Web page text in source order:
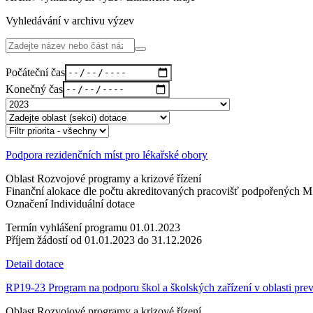
Vyhledávání v archivu výzev
Počáteční čas
Konečný čas
Podpora rezidenčních míst pro lékařské obory
Oblast Rozvojové programy a krizové řízení
Finanční alokace dle počtu akreditovaných pracovišť podpořených
OznačeníIndividuální dotace
Termín vyhlášení programu 01.01.2023
Příjem žádostíod 01.01.2023 do 31.12.2026
Detail dotace
RP19-23 Program na podporu škol a školských zařízení v oblasti